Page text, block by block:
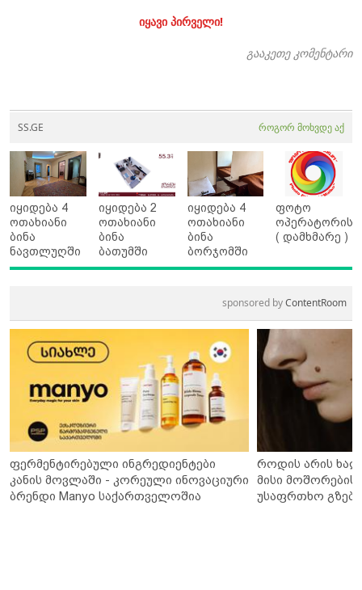
იყავი პირველი!
გააკეთე კომენტარი
SS.GE როგორ მოხვდე აქ
იყიდება 4
ოთახიანი
ბინა
ნავთლუღში
იყიდება 2
ოთახიანი
ბინა
ბათუმში
იყიდება 4
ოთახიანი
ბინა
ბორჯომში
ფოტო
ოპერატორის
( დამხმარე )
sponsored byContentRoom
ფერმენტირებული ინგრედიენტები
კანის მოვლაში - კორეული ინოვაციური
ბრენდი Manyo საქართველოშია
როდის არის
მისი მოშორების
უსაფრთხო გზები